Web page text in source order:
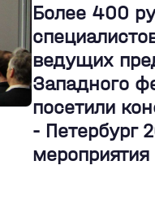
Более 400
ведущих
Западного
посетили
- Петербург
мероприятия